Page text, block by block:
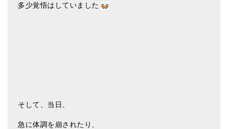
多少覚悟はしていました
そして、当日、
急に体調を崩されたり、